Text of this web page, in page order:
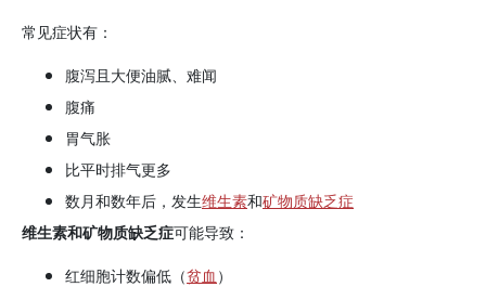
常见症状有：
腹泻且大便油腻、难闻
腹痛
胃气胀
比平时排气更多
数月和数年后，发生维生素和矿物质缺乏症
维生素和矿物质缺乏症可能导致：
红细胞计数偏低（贫血 ）